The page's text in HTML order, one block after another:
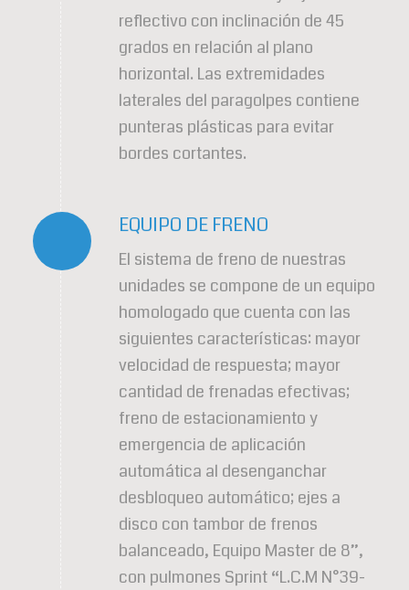
reflectivo con inclinación de 45
grados en relación al plano
horizontal. Las extremidades
laterales del paragolpes contiene
punteras plásticas para evitar
bordes cortantes.
EQUIPO DE FRENO
El sistema de freno de nuestras
unidades se compone de un equipo
homologado que cuenta con las
siguientes características: mayor
velocidad de respuesta; mayor
cantidad de frenadas efectivas;
freno de estacionamiento y
emergencia de aplicación
automática al desenganchar
desbloqueo automático; ejes a
disco con tambor de frenos
balanceado, Equipo Master de 8”,
con pulmones Sprint “L.C.M N°39-